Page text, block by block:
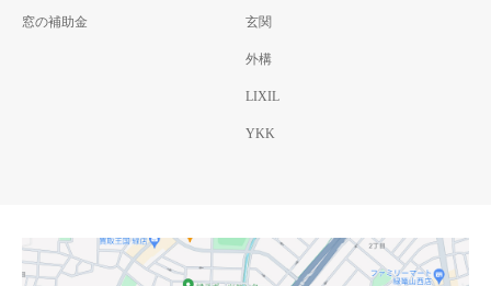
窓の補助金 玄関
外構
LIXIL
YKK